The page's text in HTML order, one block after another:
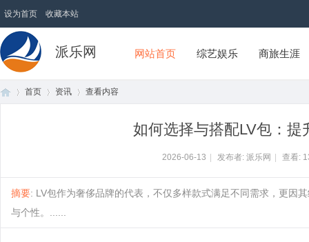
设为首页 收藏本站
派乐网 网站首页 综艺娱乐 商旅生涯
首页 资讯 查看内容
如何选择与搭配LV包：
2026-06-13 发布者: 派乐网 查看:
摘要: LV包作为奢侈品牌的代表，不仅多样款式满足不同需求，更因
与个性。......